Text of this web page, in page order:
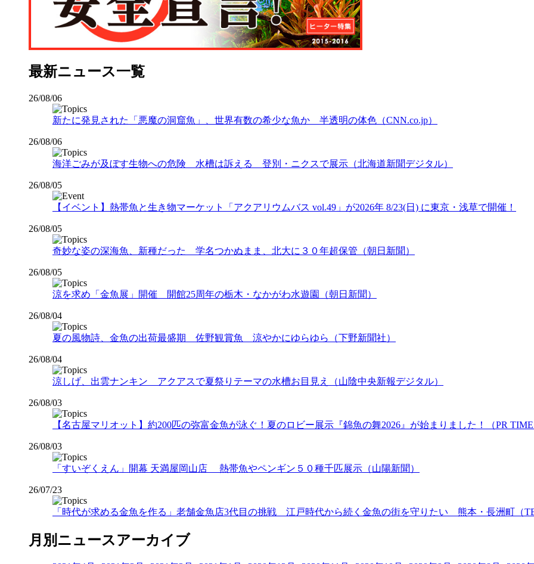
最新ニュース一覧
26/08/06
新たに発見された「悪魔の洞窟魚」、世界有数の希少な魚か 半透明の体色（CNN.co.jp）
26/08/06
海洋ごみが及ぼす生物への危険 水槽は訴える 登別・ニクスで展示（北海道新聞デジタル）
26/08/05
【イベント】熱帯魚と生き物マーケット「アクアリウムバス vol.49」が2026年 8/23(日) に東京・浅草で開催！
26/08/05
奇妙な姿の深海魚、新種だった 学名つかぬまま、北大に３０年超保管（朝日新聞）
26/08/05
涼を求め「金魚展」開催 開館25周年の栃木・なかがわ水遊園（朝日新聞）
26/08/04
夏の風物詩、金魚の出荷最盛期 佐野観賞魚 涼やかにゆらゆら（下野新聞社）
26/08/04
涼しげ、出雲ナンキン アクアスで夏祭りテーマの水槽お目見え（山陰中央新報デジタル）
26/08/03
【名古屋マリオット】約200匹の弥富金魚が泳ぐ！夏のロビー展示『錦魚の舞2026』が始まりました！（PR
26/08/03
「すいぞくえん」開幕 天満屋岡山店 熱帯魚やペンギン５０種千匹展示（山陽新聞）
26/07/23
「時代が求める金魚を作る」老舗金魚店3代目の挑戦 江戸時代から続く金魚の街を守りたい 熊本・長洲町（
月別ニュースアーカイブ